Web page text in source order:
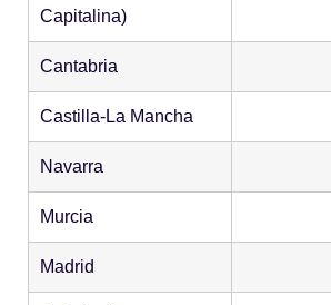
Capitalina)
Cantabria
Castilla-La Mancha
Navarra
Murcia
Madrid